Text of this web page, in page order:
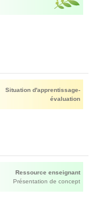
Situation d'apprentissage-
évaluation
Ressource enseignant
Présentation de concept